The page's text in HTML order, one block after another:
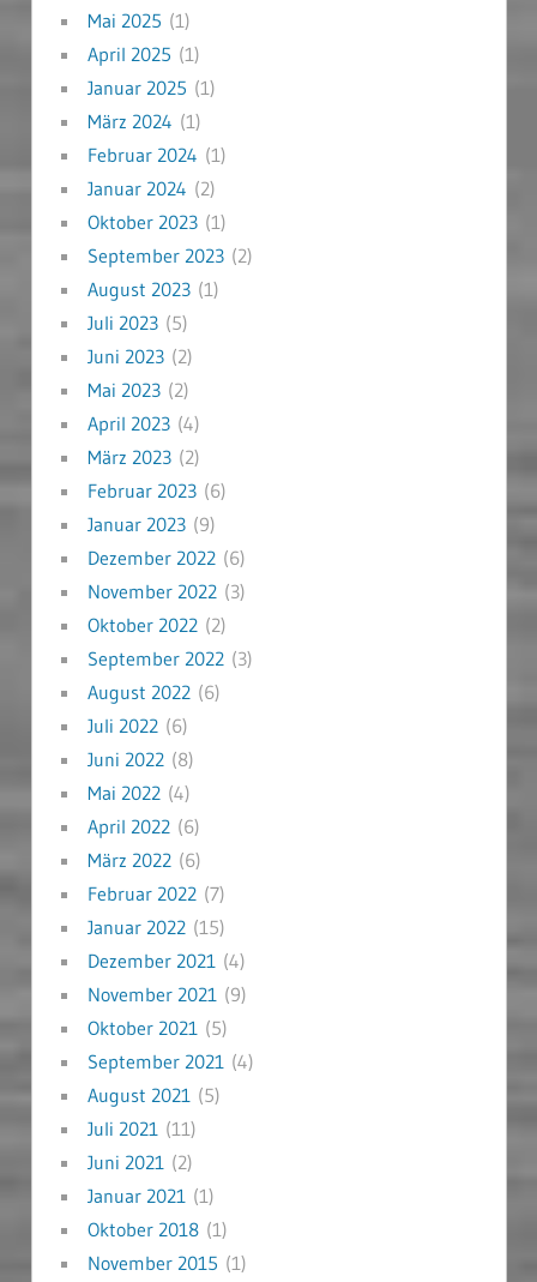
Mai 2025 (1)
April 2025 (1)
Januar 2025 (1)
März 2024 (1)
Februar 2024 (1)
Januar 2024 (2)
Oktober 2023(1)
September 2023(2)
August 2023(1)
Juli 2023(5)
Juni 2023(2)
Mai 2023(2)
April 2023(4)
März 2023(2)
Februar 2023(6)
Januar 2023(9)
Dezember 2022(6)
November 2022(3)
Oktober 2022(2)
September 2022(3)
August 2022(6)
Juli 2022(6)
Juni 2022(8)
Mai 2022(4)
April 2022(6)
März 2022(6)
Februar 2022(7)
Januar 2022(15)
Dezember 2021 (4)
November 2021 (9)
Oktober 2021 (5)
September 2021 (4)
August 2021 (5)
Juli 2021 (11)
Juni 2021 (2)
Januar 2021 (1)
Oktober 2018(1)
November 2015 (1)